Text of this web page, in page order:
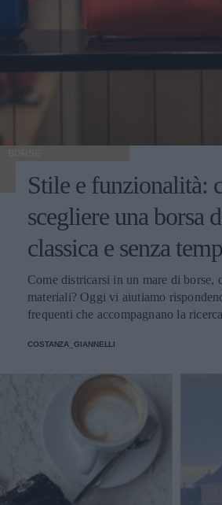
BORSE
Stile e funzionalità:
scegliere una borsa
classica e senza
Come districarsi in un mare di borse,
materiali? Oggi vi aiutiamo
frequenti che accompagnano la
COSTANZA_GIANNELLI